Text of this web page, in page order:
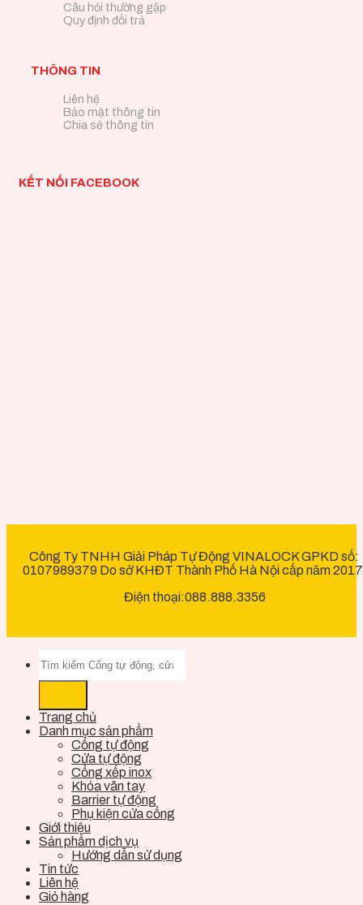
Câu hỏi thường gặp
Quy định đổi trả
THÔNG TIN
Liên hệ
Bảo mật thông tin
Chia sẻ thông tin
KẾT NỐI FACEBOOK
Công Ty TNHH Giải Pháp Tự Động VINALOCK GPKD số:
0107989379 Do sở KHĐT Thành Phố Hà Nội cấp năm
Điện thoại:088.888.3356
Trang chủ
Danh mục sản phẩm
Cổng tự động
Cửa tự động
Cổng xếp inox
Khóa vân tay
Barrier tự động
Phụ kiện cửa cổng
Giới thiệu
Sản phẩm dịch vụ
Hướng dẫn sử dụng
Tin tức
Liên hệ
Giỏ hàng